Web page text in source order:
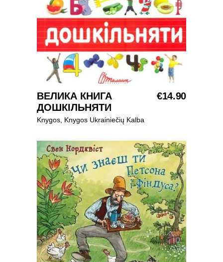
Į KREPŠELĮ
ВЕЛИКА КНИГА
ДОШКІЛЬНЯТИ
€14.90
Knygos Knygos Ukrainiečių Kalba